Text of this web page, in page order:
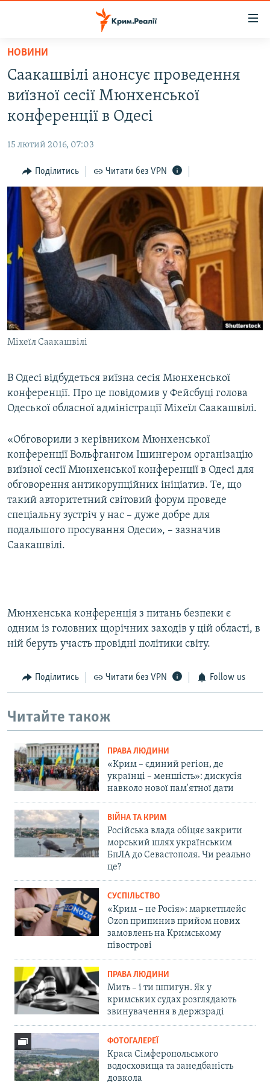
Перейти
основного
матеріалу
Перейти
до
основної
Перейти
до
пошуку
ВІДЕО ТА ФОТО
БЛОГИ
ПОГЛЯД
ІНТЕРВ'Ю
ВСЕ ЗА ДЕНЬ
СПЕЦПРОЕКТИ
ДЕПОРТАЦІЯ
ВІДЕОУРОКИ «ELIFBE»
СВІДЧЕННЯ ОКУПАЦІЇ
УКРАЇНСЬКА ПРОБЛЕМА КРИМУ
ІНФОГРАФІКА
ЯК ОБІЙТИ БЛОКУВАННЯ
Русский
Qırımtatar
ДОЛУЧАЙСЯ!
Усі сайти RFE/RL
НОВИНИ
Саакашвілі анонсує проведення
виїзної сесії Мюнхенської
конференції в Одесі
15 лютий 2016, 07:03
Поділитись Читати без VPN
Міхеїл Саакашвілі
В Одесі відбудеться виїзна сесія Мюнхенської
конференції. Про це повідомив у Фейсбуці голова
Одеської обласної адміністрації Міхеїл Саакашвілі.
«Обговорили з керівником Мюнхенської
конференції Вольфгангом Ішингером організацію
виїзної сесії Мюнхенської конференції в Одесі для
обговорення антикорупційних ініціатив. Те, що
такий авторитетний світовий форум проведе
спеціальну зустріч у нас – дуже добре для
подальшого просування Одеси», – зазначив
Саакашвілі.
Мюнхенська конференція з питань безпеки є
одним із головних щорічних заходів у цій області, в
ній беруть участь провідні політики світу.
Поділитись Читати без VPN Follow us
Читайте також
ПРАВА ЛЮДИНИ
«Крим – єдиний регіон, де
українці – меншість»: дискусія
навколо нової пам'ятної дати
ВІЙНА ТА КРИМ
Російська влада обіцяє закрити
морський шлях українським
БпЛА до Севастополя. Чи реально
це?
СУСПІЛЬСТВО
«Крим – не Росія»: маркетплейс
Ozon припинив прийом нових
замовлень на Кримському
півострові
ПРАВА ЛЮДИНИ
Мить – і ти шпигун. Як у
кримських судах розглядають
звинувачення в держзраді
ФОТОГАЛЕРЕЇ
Краса Сімферопольського
водосховища та занедбаність
довкола